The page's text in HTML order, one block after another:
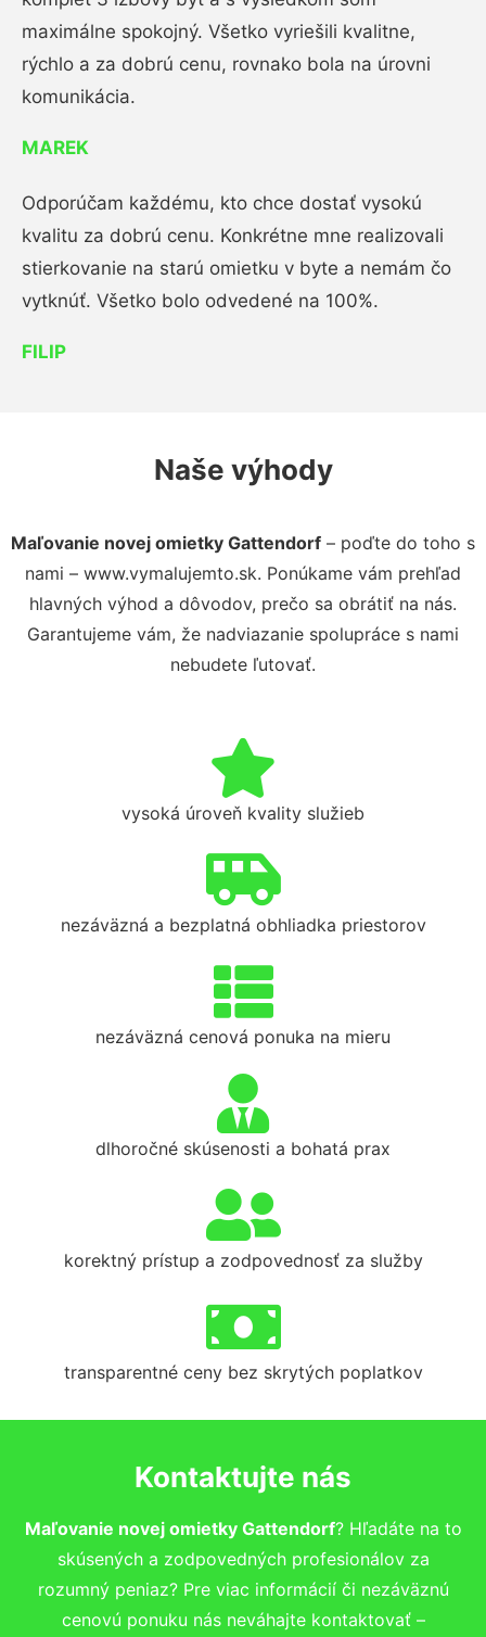
maximálne spokojný. Všetko vyriešili kvalitne,
rýchlo a za dobrú cenu, rovnako bola na úrovni
komunikácia.
MAREK
Odporúčam každému, kto chce dostať vysokú
kvalitu za dobrú cenu. Konkrétne mne realizovali
stierkovanie na starú omietku v byte a nemám čo
vytknúť. Všetko bolo odvedené na 100%.
FILIP
Naše výhody
Maľovanie novej omietky Gattendorf – poďte do toho s
nami – www.vymalujemto.sk. Ponúkame vám prehľad
hlavných výhod a dôvodov, prečo sa obrátiť na nás.
Garantujeme vám, že nadviazanie spolupráce s nami
nebudete ľutovať.
vysoká úroveň kvality služieb
nezáväzná a bezplatná obhliadka priestorov
nezáväzná cenová ponuka na mieru
dlhoročné skúsenosti a bohatá prax
korektný prístup a zodpovednosť za služby
transparentné ceny bez skrytých poplatkov
Kontaktujte nás
Maľovanie novej omietky Gattendorf? Hľadáte na to
skúsených a zodpovedných profesionálov za
rozumný peniaz? Pre viac informácií či nezáväznú
cenovú ponuku nás neváhajte kontaktovať –